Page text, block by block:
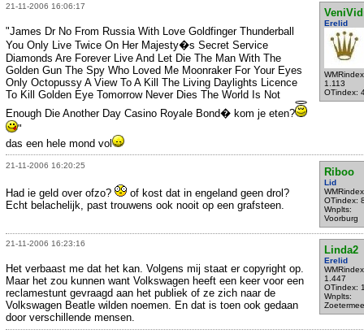
21-11-2006 16:06:17
Erelid
1.113
OTindex:
"James Dr No From Russia With Love Goldfinger Thunderball
You Only Live Twice On Her Majesty�s Secret Service
Diamonds Are Forever Live And Let Die The Man With The
Golden Gun The Spy Who Loved Me Moonraker For Your Eyes
Only Octopussy A View To A Kill The Living Daylights Licence
To Kill Golden Eye Tomorrow Never Dies The World Is Not
Enough Die Another Day Casino Royale Bond� kom je eten?
"
das een hele mond vol
21-11-2006 16:20:25
Riboo
Lid
OTindex:
Wnplts:
Voorburg
Had ie geld over ofzo?
of kost dat in engeland geen drol?
Echt belachelijk, past trouwens ook nooit op een grafsteen.
21-11-2006 16:23:16
Linda2
Erelid
1.447
OTindex:
Wnplts:
Het verbaast me dat het kan. Volgens mij staat er copyright op.
Maar het zou kunnen want Volkswagen heeft een keer voor een
reclamestunt gevraagd aan het publiek of ze zich naar de
Volkswagen Beatle wilden noemen. En dat is toen ook gedaan
door verschillende mensen.